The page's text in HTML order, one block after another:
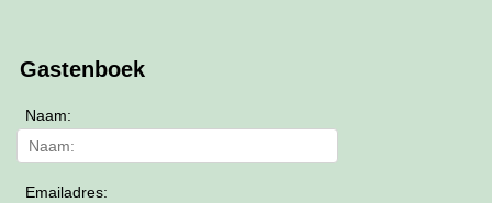
Gastenboek
Naam:
Emailadres: